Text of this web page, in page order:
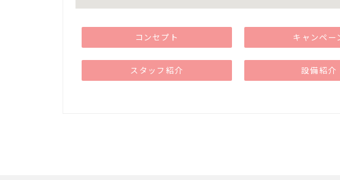
コンセプト キャンペー
スタッフ紹介 設備紹介